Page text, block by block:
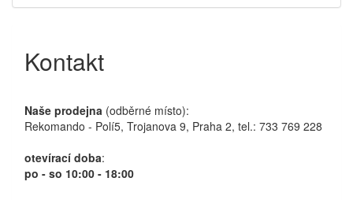
Kontakt
Naše prodejna (odběrné místo):
Rekomando - Polí5, Trojanova 9, Praha 2, tel.: 733 769 228
otevírací doba:
po - so 10:00 - 18:00